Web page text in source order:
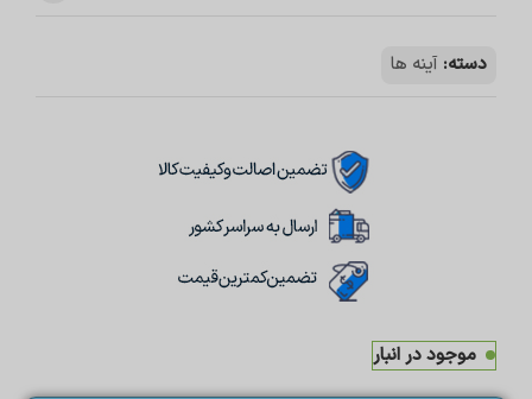
دسته: آینه ها
موجود در انبار